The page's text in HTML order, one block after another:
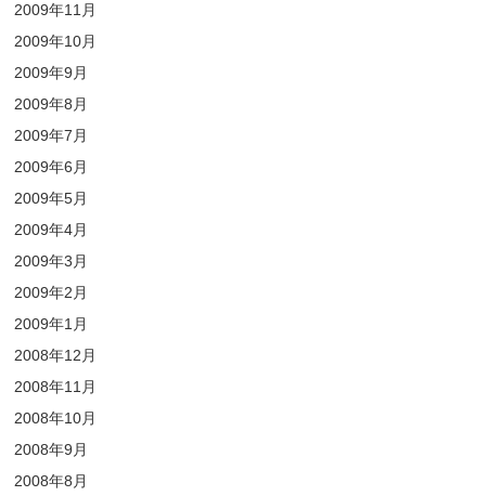
2009年11月
2009年10月
2009年9月
2009年8月
2009年7月
2009年6月
2009年5月
2009年4月
2009年3月
2009年2月
2009年1月
2008年12月
2008年11月
2008年10月
2008年9月
2008年8月